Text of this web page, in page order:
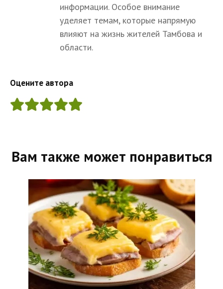
информации. Особое внимание
уделяет темам, которые напрямую
влияют на жизнь жителей Тамбова и
области.
Оцените автора
Вам также может понравиться